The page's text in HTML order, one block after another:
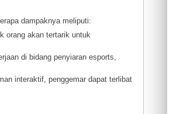
dampaknya meliputi:
orang akan tertarik untuk
di bidang penyiaran esports,
interaktif, penggemar dapat terlibat